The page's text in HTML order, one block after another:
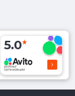
5.0
рейтинг
организации